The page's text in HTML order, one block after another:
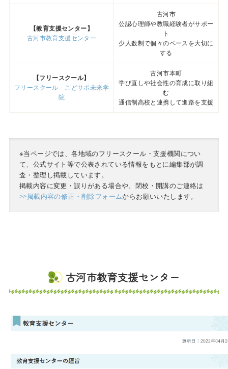
【教育支援センター】
古河市教育支援センター
古河市
公認心理師や教職経験者がサポー
ト
少人数制で個々のペースを大切に
する
【フリースクール】
フリースクール こどサポ未来学
院
古河市本町
学び直しや社会性の育成に取り組
む
通信制高校と連携して進路を支援
※当ページでは、各地域のフリースクール・支援機関につい
て、公式サイト等で公表されている情報をもとに編集部が調
査・整理し掲載しています。
掲載内容に変更・誤りがある場合や、閉校・開講のご連絡は
>>掲載内容の修正・削除フォームからお願いいたします。
古河市教育支援センター